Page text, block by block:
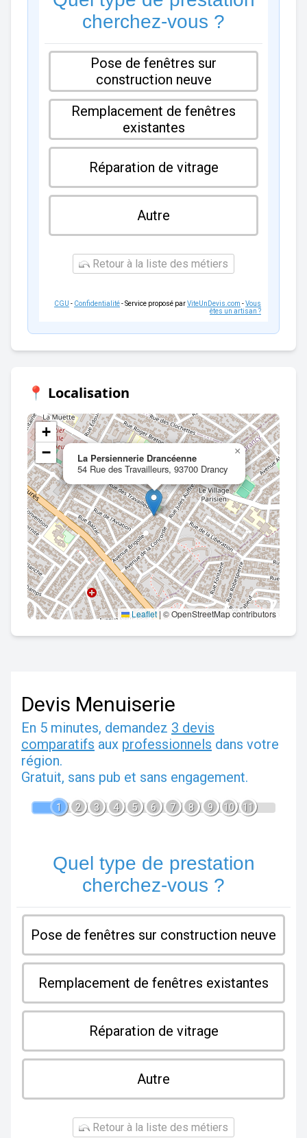
cherchez-vous ?
Pose de fenêtres sur
construction neuve
Remplacement de fenêtres
existantes
Réparation de vitrage
Autre
Retour à la liste des métiers
CGU - Confidentialité- Service proposé parViteUnDevis.com -Vous
êtes un artisan ?
📍 Localisation
La Persiennerie Drancéenne
54 Rue des Travailleurs, 93700 Drancy
×
+
−
Leaflet | © OpenStreetMap contributors
Devis Menuiserie
En 5 minutes, demandez 3 devis
comparatifs aux professionnels dans votre
région.
Gratuit, sans pub et sans engagement.
1 2 3 4 5 6 7 8 9 10 11
Quel type de prestation
cherchez-vous ?
Pose de fenêtres sur construction neuve
Remplacement de fenêtres existantes
Réparation de vitrage
Autre
Retour à la liste des métiers